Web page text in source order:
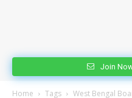
Join
Home Tags
West Bengal